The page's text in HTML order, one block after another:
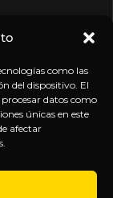
como las
del dispositivo. El
datos como
únicas en este
afectar
SÍGUENOS